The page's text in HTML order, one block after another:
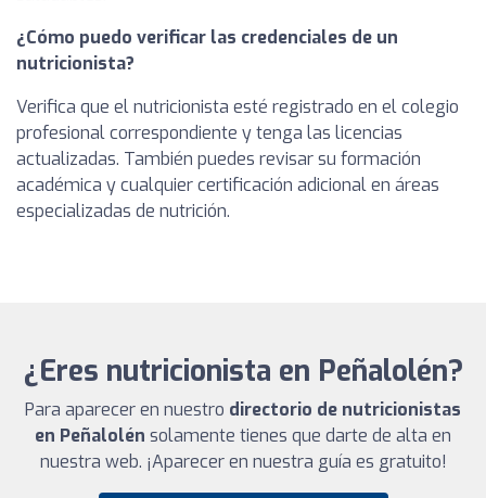
¿Cómo puedo verificar las credenciales de un
nutricionista?
Verifica que el nutricionista esté registrado en el colegio
profesional correspondiente y tenga las licencias
actualizadas. También puedes revisar su formación
académica y cualquier certificación adicional en áreas
especializadas de nutrición.
¿Eres nutricionista en Peñalolén?
Para aparecer en nuestro directorio de nutricionistas
en Peñalolén solamente tienes que darte de alta en
nuestra web. ¡Aparecer en nuestra guía es gratuito!